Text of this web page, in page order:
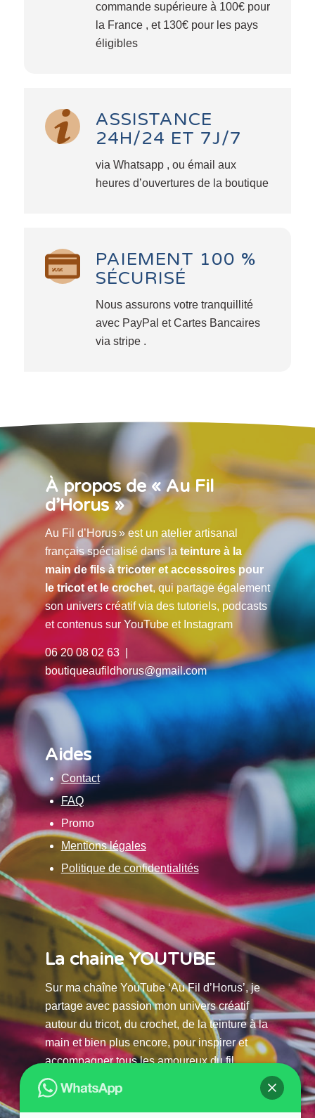
commande supérieure à 100€ pour
la France , et 130€ pour les pays
éligibles
ASSISTANCE
24H/24 ET 7J/7
via Whatsapp , ou émail aux
heures d’ouvertures de la boutique
PAIEMENT 100 %
SÉCURISÉ
Nous assurons votre tranquillité
avec PayPal et Cartes Bancaires
via stripe .
À propos de « Au Fil
d’Horus »
Au Fil d’Horus » est un atelier artisanal
français spécialisé dans la teinture à la
main de fils à tricoter et accessoires pour
le tricot et le crochet, qui partage également
son univers créatif via des tutoriels, podcasts
et contenus sur YouTube et Instagram
06 20 08 02 63 |
boutiqueaufildhorus@gmail.com
Aides
Contact
FAQ
Promo
Mentions légales
Politique de confidentialités
La chaine YOUTUBE
Sur ma chaîne YouTube ‘Au Fil d’Horus’, je
partage avec passion mon univers créatif
autour du tricot, du crochet, de la teinture à la
main et bien plus encore, pour inspirer et
accompagner tous les amoureux du fil.